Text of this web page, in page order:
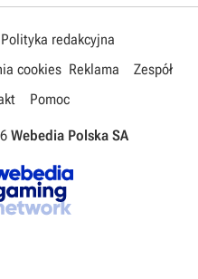
Polityka redakcyjna
cookies Reklama
Zespół
Pomoc
Webedia Polska SA